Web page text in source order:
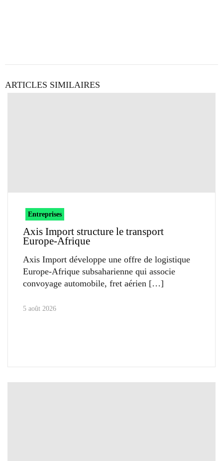
ARTICLES SIMILAIRES
Entreprises
Axis Import structure le transport
Europe-Afrique
Axis Import développe une offre de logistique
Europe-Afrique subsaharienne qui associe
convoyage automobile, fret aérien
5 août 2026